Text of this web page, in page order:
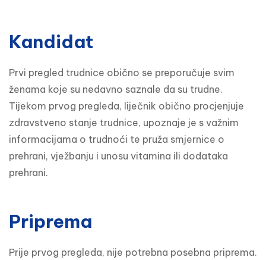
Kandidat
Prvi pregled trudnice obično se preporučuje svim
ženama koje su nedavno saznale da su trudne.
Tijekom prvog pregleda, liječnik obično procjenjuje
zdravstveno stanje trudnice, upoznaje je s važnim
informacijama o trudnoći te pruža smjernice o
prehrani, vježbanju i unosu vitamina ili dodataka
prehrani.
Priprema
Prije prvog pregleda, nije potrebna posebna priprema.